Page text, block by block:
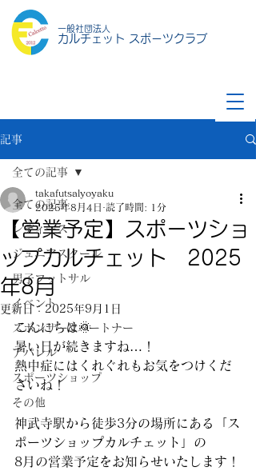
一般社団法人
カルチェット スポーツクラブ
記事
全ての記事
レディース
ジュニアスクール
男子フットサル
イベント
スポンサー&パートナー
アパレル
スポーツショップ
その他
全ての記事
【営業予定】スポーツショ
ップカルチェット 2025
年8月
takafutsalyoyaku
2025年8月4日 読了時間: 1分
更新日： 2025年9月1日
こんにちは🌞
暑い日が続きますね…！
熱中症にはくれぐれもお気をつけくだ
さいね！
神武寺駅から徒歩3分の場所にある「ス
ポーツショップカルチェット」の
8月の営業予定をお知らせいたします！